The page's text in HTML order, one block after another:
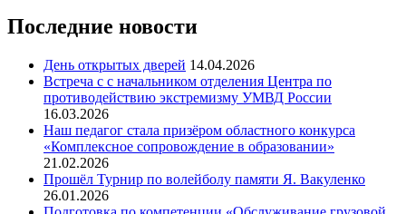
Последние новости
День открытых дверей 14.04.2026
Встреча с с начальником отделения Центра по
противодействию экстремизму УМВД России
16.03.2026
Наш педагог стала призёром областного конкурса
«Комплексное сопровождение в образовании»
21.02.2026
Прошёл Турнир по волейболу памяти Я. Вакуленко
26.01.2026